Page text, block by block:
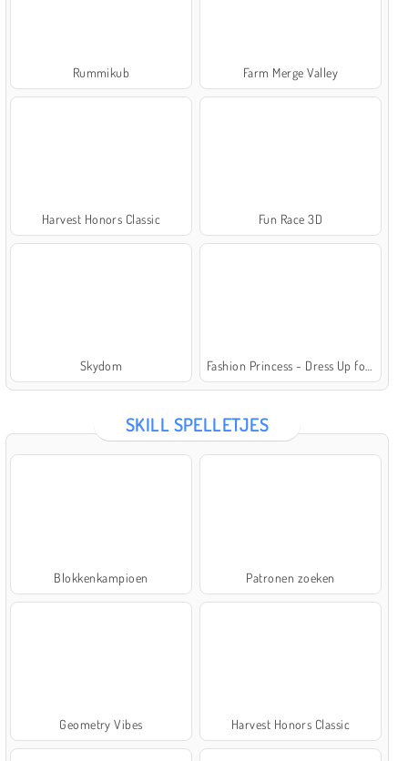
Rummikub Farm Merge Valley
Harvest Honors Classic Fun Race 3D
Skydom Fashion Princess - Dress Up for Girls
SKILL SPELLETJES
Blokkenkampioen Patronen zoeken
Geometry Vibes Harvest Honors Classic